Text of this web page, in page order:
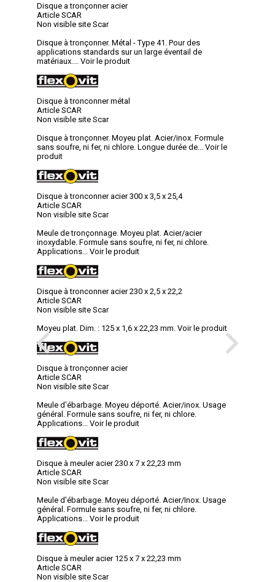
Disque a tronçonner acier
Article SCAR
Non visible site Scar
Disque à tronçonner. Métal - Type 41. Pour des
applications standards sur un large éventail de
matériaux....
Voir le produit
Disque à tronconner métal
Article SCAR
Non visible site Scar
Disque à tronçonner. Moyeu plat. Acier/inox. Formule
sans soufre, ni fer, ni chlore. Longue durée de...
Voir le
produit
Disque à tronconner acier 300 x 3,5 x 25,4
Article SCAR
Non visible site Scar
Meule de tronçonnage. Moyeu plat. Acier/acier
inoxydable. Formule sans soufre, ni fer, ni chlore.
Applications...
Voir le produit
Disque à tronconner acier 230 x 2,5 x 22,2
Article SCAR
Non visible site Scar
Moyeu plat. Dim. : 125 x 1,6 x 22,23 mm. Voir le produit
Disque à tronçonner acier
Article SCAR
Non visible site Scar
Meule d'ébarbage. Moyeu déporté. Acier/inox. Usage
général. Formule sans soufre, ni fer, ni chlore.
Applications...
Voir le produit
Disque à meuler acier 230 x 7 x 22,23 mm
Article SCAR
Non visible site Scar
Meule d'ébarbage. Moyeu déporté. Acier/Inox. Usage
général. Formule sans soufre, ni fer, ni chlore.
Applications...
Voir le produit
Disque à meuler acier 125 x 7 x 22,23 mm
Article SCAR
Non visible site Scar